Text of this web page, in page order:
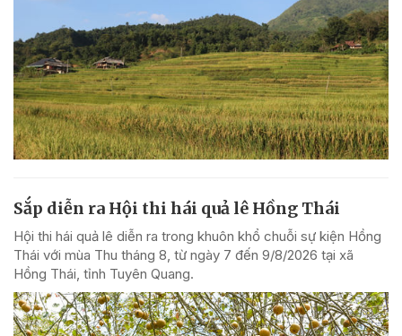
Sắp diễn ra Hội thi hái quả lê Hồng Thái
Hội thi hái quả lê diễn ra trong khuôn khổ chuỗi sự kiện Hồng
Thái với mùa Thu tháng 8, từ ngày 7 đến 9/8/2026 tại xã
Hồng Thái, tỉnh Tuyên Quang.